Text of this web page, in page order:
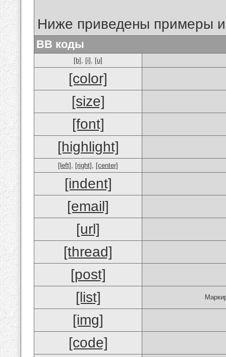
Ниже приведены примеры
BB коды
[b] , [i] , [u]
[color]
[size]
[font]
[highlight]
[left] , [right] , [center]
[indent]
[email]
[url]
[thread]
[post]
[list]
[img]
[code]